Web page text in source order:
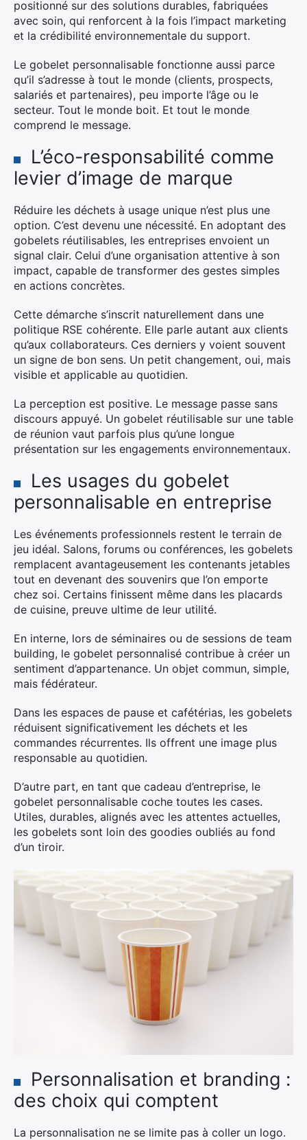
positionné sur des solutions durables, fabriquées
avec soin, qui renforcent à la fois l’impact marketing
et la crédibilité environnementale du support.
Le gobelet personnalisable fonctionne aussi parce
qu’il s’adresse à tout le monde (clients, prospects,
salariés et partenaires), peu importe l’âge ou le
secteur. Tout le monde boit. Et tout le monde
comprend le message.
L’éco-responsabilité comme
levier d’image de marque
Réduire les déchets à usage unique n’est plus une
option. C’est devenu une nécessité. En adoptant des
gobelets réutilisables, les entreprises envoient un
signal clair. Celui d’une organisation attentive à son
impact, capable de transformer des gestes simples
en actions concrètes.
Cette démarche s’inscrit naturellement dans une
politique RSE cohérente. Elle parle autant aux clients
qu’aux collaborateurs. Ces derniers y voient souvent
un signe de bon sens. Un petit changement, oui, mais
visible et applicable au quotidien.
La perception est positive. Le message passe sans
discours appuyé. Un gobelet réutilisable sur une table
de réunion vaut parfois plus qu’une longue
présentation sur les engagements environnementaux.
Les usages du gobelet
personnalisable en entreprise
Les événements professionnels restent le terrain de
jeu idéal. Salons, forums ou conférences, les gobelets
remplacent avantageusement les contenants jetables
tout en devenant des souvenirs que l’on emporte
chez soi. Certains finissent même dans les placards
de cuisine, preuve ultime de leur utilité.
En interne, lors de séminaires ou de sessions de team
building, le gobelet personnalisé contribue à créer un
sentiment d’appartenance. Un objet commun, simple,
mais fédérateur.
Dans les espaces de pause et cafétérias, les gobelets
réduisent significativement les déchets et les
commandes récurrentes. Ils offrent une image plus
responsable au quotidien.
D’autre part, en tant que cadeau d’entreprise, le
gobelet personnalisable coche toutes les cases.
Utiles, durables, alignés avec les attentes actuelles,
les gobelets sont loin des goodies oubliés au fond
d’un tiroir.
Personnalisation et branding :
des choix qui comptent
La personnalisation ne se limite pas à coller un logo.
Rechercher